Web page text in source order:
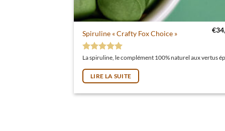
Spiruline « Crafty Fox Choice »
Note5sur 5
€
LIRE LA SUITE